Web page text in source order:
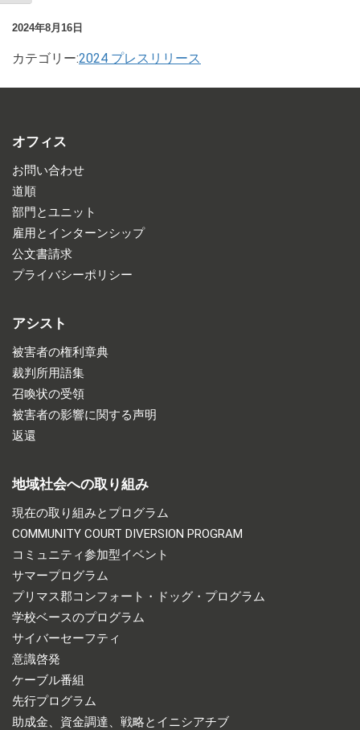
2024年8月16日
カテゴリー:2024 プレスリリース
オフィス
お問い合わせ
道順
部門とユニット
雇用とインターンシップ
公文書請求
プライバシーポリシー
アシスト
被害者の権利章典
裁判所用語集
召喚状の受領
被害者の影響に関する声明
返還
地域社会への取り組み
現在の取り組みとプログラム
COMMUNITY COURT DIVERSION PROGRAM
コミュニティ参加型イベント
サマープログラム
プリマス郡コンフォート・ドッグ・プログラム
学校ベースのプログラム
サイバーセーフティ
意識啓発
ケーブル番組
先行プログラム
助成金、資金調達、戦略とイニシアチブ